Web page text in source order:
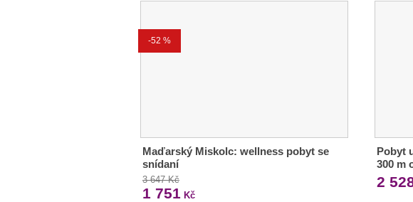
-52 %
Maďarský Miskolc: wellness pobyt se
snídaní
3 647 Kč
1 751 Kč
Pobyt
300 m
2